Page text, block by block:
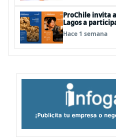
ProChile invita
Lagos a
Concursos 2027
Hace 1 semana